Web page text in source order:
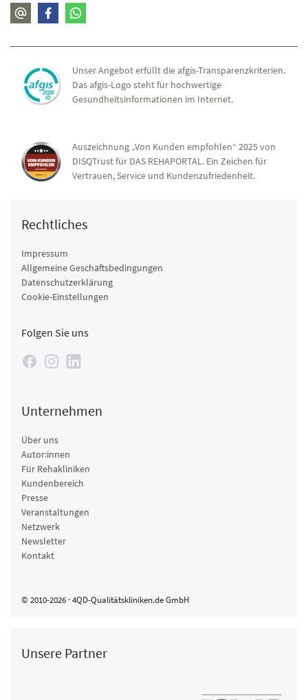
Unser Angebot erfüllt die afgis-Transparenzkriterien.
Das afgis-Logo steht für hochwertige
Gesundheitsinformationen im Internet.
Auszeichnung „Von Kunden empfohlen“ 2025 von
DISQTrust für DAS REHAPORTAL. Ein Zeichen für
Vertrauen, Service und Kundenzufriedenheit.
Rechtliches
Impressum
Allgemeine Geschäftsbedingungen
Datenschutzerklärung
Cookie-Einstellungen
Folgen Sie uns
Unternehmen
Über uns
Autor:innen
Für Rehakliniken
Kundenbereich
Presse
Veranstaltungen
Netzwerk
Newsletter
Kontakt
© 2010-2026 · 4QD-Qualitätskliniken.de GmbH
Unsere Partner